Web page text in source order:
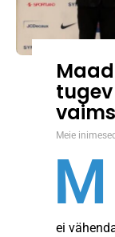
Meie
M
ei